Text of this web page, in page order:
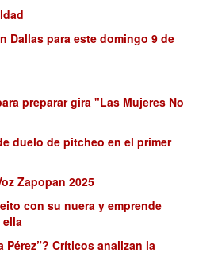
Dallas para este domingo 9 de
preparar gira "Las Mujeres No
duelo de pitcheo en el primer
Zapopan 2025
con su nuera y emprende
ella
Pérez”? Críticos analizan la